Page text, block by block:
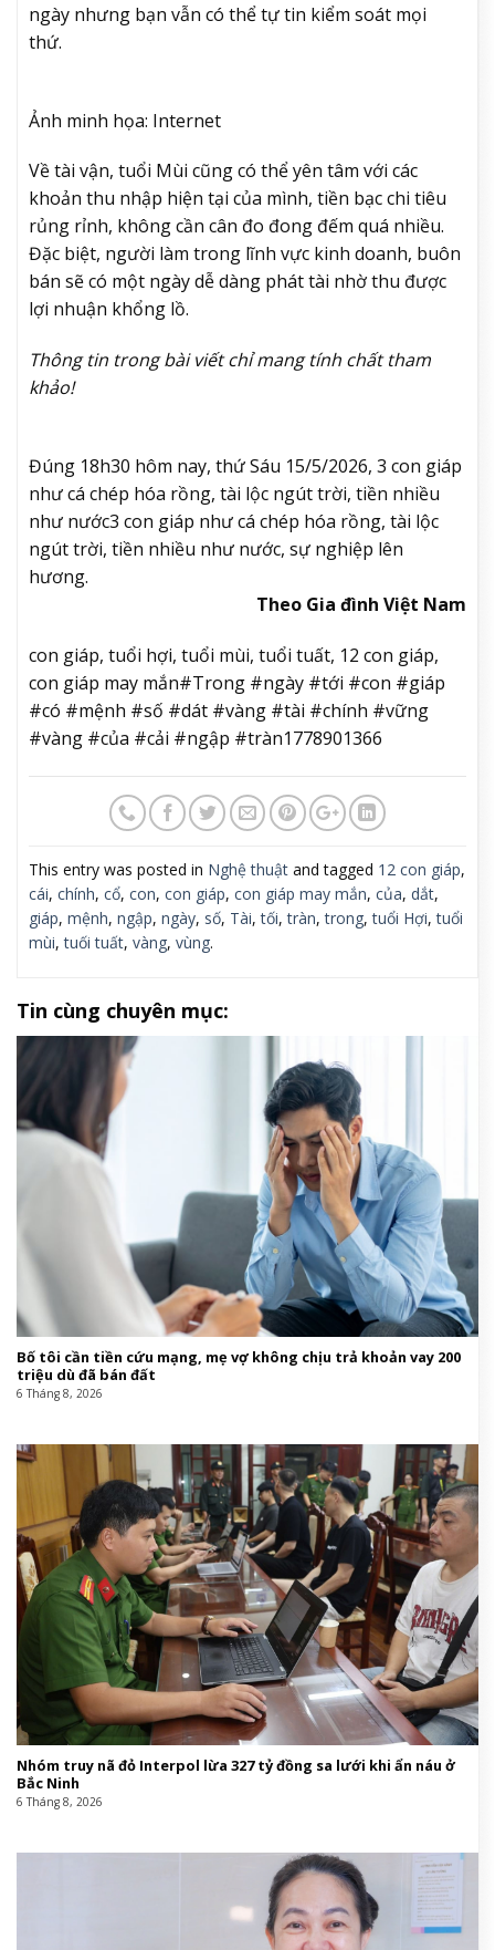
ngày nhưng bạn vẫn có thể tự tin kiểm soát mọi
thứ.
Ảnh minh họa: Internet
Về tài vận, tuổi Mùi cũng có thể yên tâm với các
khoản thu nhập hiện tại của mình, tiền bạc chi tiêu
rủng rỉnh, không cần cân đo đong đếm quá nhiều.
Đặc biệt, người làm trong lĩnh vực kinh doanh, buôn
bán sẽ có một ngày dễ dàng phát tài nhờ thu được
lợi nhuận khổng lồ.
Thông tin trong bài viết chỉ mang tính chất tham
khảo!
Đúng 18h30 hôm nay, thứ Sáu 15/5/2026, 3 con giáp
như cá chép hóa rồng, tài lộc ngút trời, tiền nhiều
như nước3 con giáp như cá chép hóa rồng, tài lộc
ngút trời, tiền nhiều như nước, sự nghiệp lên
hương.
Theo Gia đình Việt Nam
con giáp, tuổi hợi, tuổi mùi, tuổi tuất, 12 con giáp,
con giáp may mắn#Trong #ngày #tới #con #giáp
#có #mệnh #số #dát #vàng #tài #chính #vững
#vàng #của #cải #ngập #tràn1778901366
This entry was posted in Nghệ thuật and tagged 12 con giáp,
cái, chính, cổ, con, con giáp, con giáp may mắn, của, dắt,
giáp, mệnh, ngập, ngày, số, Tài,tối,tràn,trong,tuổi Hợi,tuổi
mùi,tuối tuất, vàng, vùng.
Tin cùng chuyên mục:
Bố tôi cần tiền cứu mạng, mẹ vợ không chịu trả khoản vay 200
triệu dù đã bán đất
6 Tháng 8, 2026
Nhóm truy nã đỏ Interpol lừa 327 tỷ đồng sa lưới khi ẩn náu ở
Bắc Ninh
6 Tháng 8, 2026